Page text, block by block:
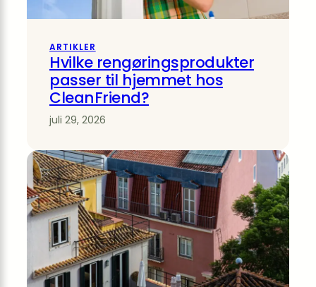
ARTIKLER
Hvilke rengøringsprodukter
passer til hjemmet hos
CleanFriend?
juli 29, 2026